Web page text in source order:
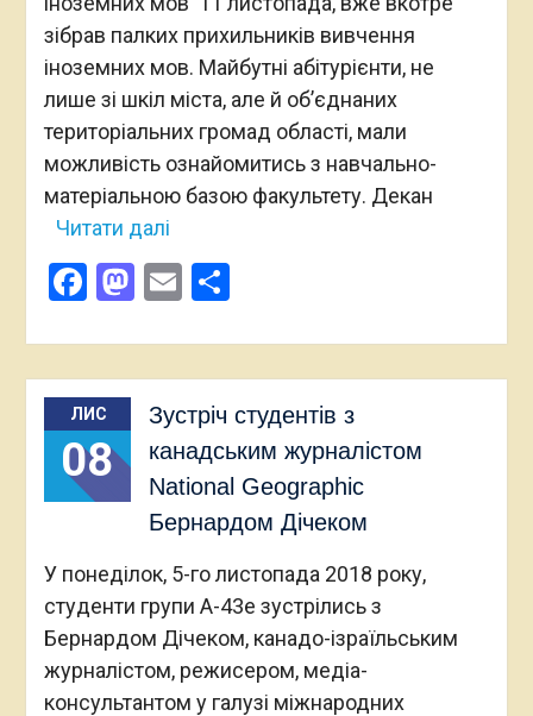
зібрав палких прихильників вивчення
іноземних мов. Майбутні абітурієнти, не
лише зі шкіл міста, але й об’єднаних
територіальних громад області, мали
можливість ознайомитись з навчально-
матеріальною базою факультету. Декан
Читати далі
Facebook
Mastodon
EmailПоділитися
ЛИС
08
Зустріч студентів з
канадським журналістом
National Geographic
Бернардом Дічеком
У понеділок, 5-го листопада 2018 року,
студенти групи А-43е зустрілись з
Бернардом Дічеком, канадо-ізраїльським
журналістом, режисером, медіа-
консультантом у галузі міжнародних